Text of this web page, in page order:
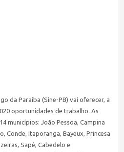
da Paraíba (Sine-PB) vai oferecer, a
oportunidades de trabalho. As
municípios: João Pessoa, Campina
Conde, Itaporanga, Bayeux, Princesa
Sapé, Cabedelo e